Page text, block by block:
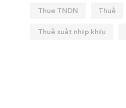
Thue TNDN Thuế
Thuế xuất nhập khẩu